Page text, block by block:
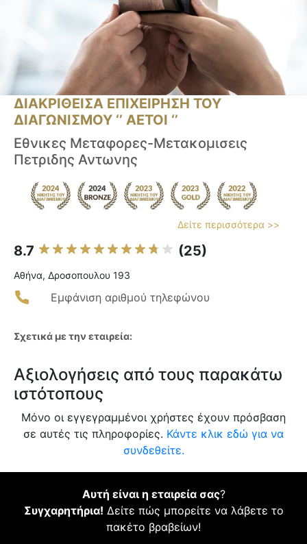
ΔΙΑΚΡΙΘΕΙΣΑ ΕΠΙΧΕΙΡΗΣΗ ΤΟΥ
ΔΙΑΓΩΝΙΣΜΟΥ ‘’ ΑΕΤΟΙ ‘’
Εθνικες Μεταφορες-Μετακομισεις
Πετριδης Αντωνης
Δείτε περισσότερα >>
8.7 (25)
Αθήνα, Δροσοπουλου 193
Εμφάνιση αριθμού τηλεφώνου
Σχετικά με την εταιρεία:
Αξιολογήσεις από τους παρακάτω
ιστότοπους
Μόνο οι εγγεγραμμένοι χρήστες έχουν πρόσβαση
σε αυτές τις πληροφορίες. Κάντε κλικ εδώ για να
συνδεθείτε.
Αυτή είναι η εταιρεία σας?
Συγχαρητήρια! Δείτε πώς μπορείτε να λάβετε το
πακέτο βραβείων!